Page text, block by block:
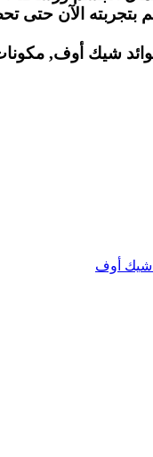
الآن حتى
فوائد شيك أوف,
شيك أوف